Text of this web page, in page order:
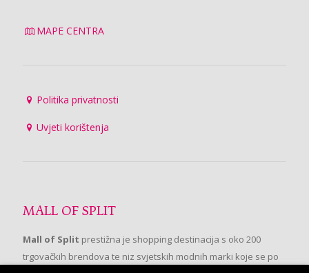
MAPE CENTRA
Politika privatnosti
Uvjeti korištenja
MALL OF SPLIT
Mall of Split prestižna je shopping destinacija s oko 200
trgovačkih brendova te niz svjetskih modnih marki koje se po